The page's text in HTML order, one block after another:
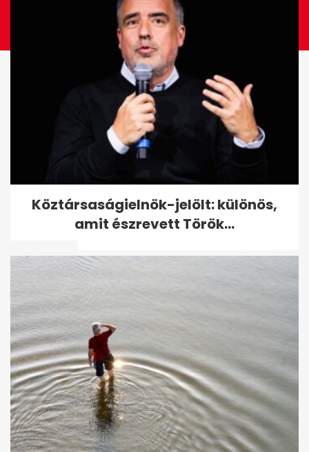
Tóth Vera: Egy kisebb
rózsadombi villa árát
ellocsoltam
Köztársaságielnök-jelölt: különös,
amit észrevett Török...